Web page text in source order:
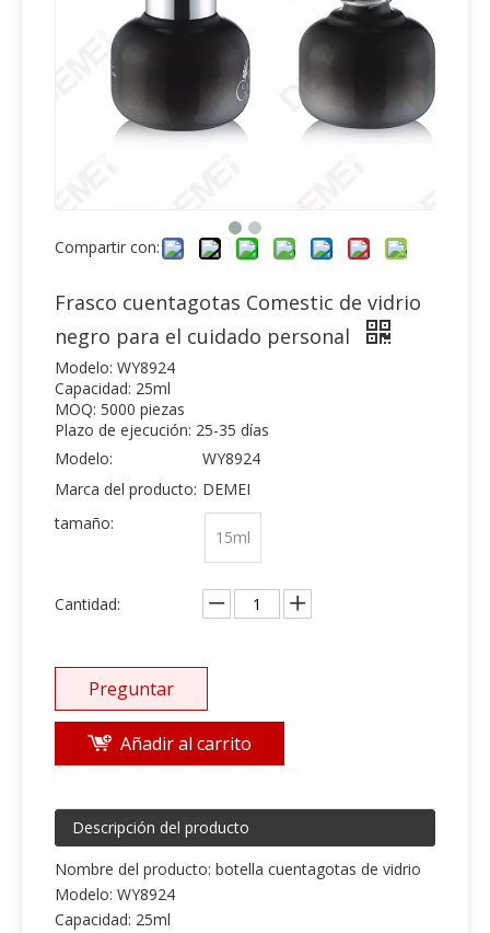
Compartir con:
Frasco cuentagotas Comestic de vidrio
negro para el cuidado personal
Modelo: WY8924
Capacidad: 25ml
MOQ: 5000 piezas
Plazo de ejecución: 25-35 días
Modelo:
WY8924
Marca del producto: DEMEI
tamaño:
15ml
Cantidad:
Preguntar
Añadir al carrito
Descripción del producto
Nombre del producto: botella cuentagotas de vidrio
Modelo: WY8924
Capacidad: 25ml